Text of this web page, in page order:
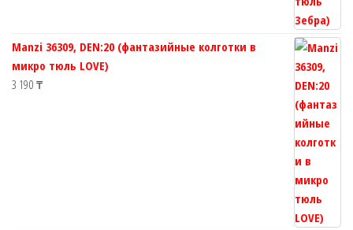
Manzi 36309, DEN:20 (фантазийные колготки в
микро тюль LOVE)
3 190 ₸